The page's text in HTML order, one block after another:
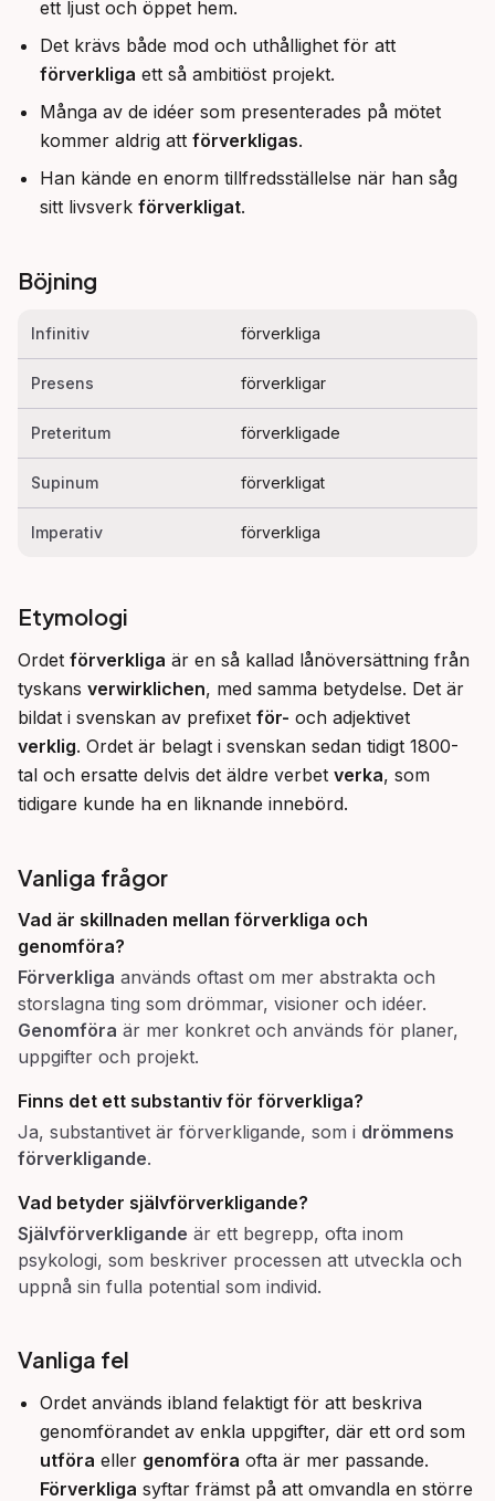
ett ljust och öppet hem.
Det krävs både mod och uthållighet för att
förverkliga ett så ambitiöst projekt.
Många av de idéer som presenterades på mötet
kommer aldrig att förverkligas.
Han kände en enorm tillfredsställelse när han såg
sitt livsverk förverkligat.
Böjning
Infinitiv förverkliga
Presens förverkligar
Preteritum förverkligade
Supinum förverkligat
Imperativ förverkliga
Etymologi
Ordet förverkliga är en så kallad lånöversättning från
tyskans verwirklichen, med samma betydelse. Det är
bildat i svenskan av prefixet för-
verklig. Ordet är belagt i svenskan sedan tidigt 1800-
tal och ersatte delvis det äldre verbet verka, som
tidigare kunde ha en liknande innebörd.
Vanliga frågor
Vad är skillnaden mellan förverkliga och
genomföra?
Förverkliga används oftast om mer abstrakta och
storslagna ting som drömmar, visioner och idéer.
Genomföra är mer konkret och används för planer,
uppgifter och projekt.
Finns det ett substantiv för förverkliga?
Ja, substantivet är förverkligande, som i drömmens
förverkligande.
Vad betyder självförverkligande?
Självförverkligande är ett begrepp, ofta inom
psykologi, som beskriver processen att utveckla och
uppnå sin fulla potential som individ.
Vanliga fel
Ordet används ibland felaktigt för att beskriva
genomförandet av enkla uppgifter, där ett ord som
utföra eller genomföra ofta är mer passande.
Förverkliga syftar främst på att omvandla en större